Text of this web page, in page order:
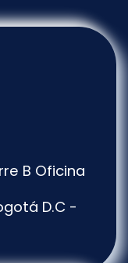
B Oficina
D.C -